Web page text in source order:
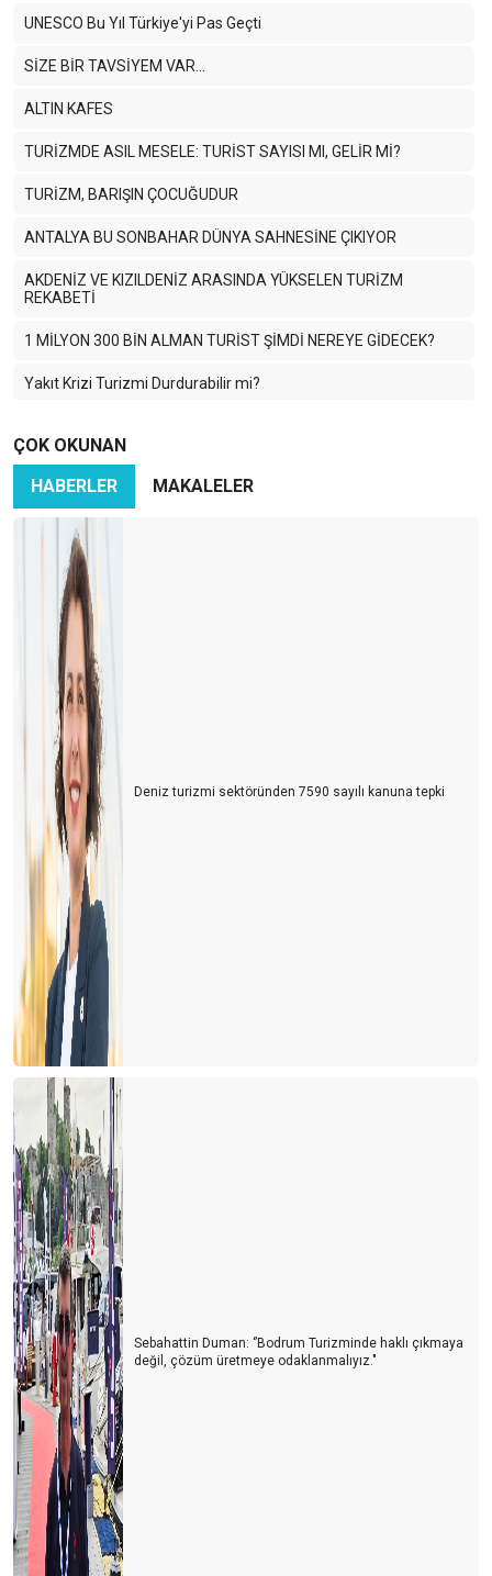
UNESCO Bu Yıl Türkiye'yi Pas Geçti
SİZE BİR TAVSİYEM VAR…
ALTIN KAFES
TURİZMDE ASIL MESELE: TURİST SAYISI MI, GELİR Mİ?
TURİZM, BARIŞIN ÇOCUĞUDUR
ANTALYA BU SONBAHAR DÜNYA SAHNESİNE ÇIKIYOR
AKDENİZ VE KIZILDENİZ ARASINDA YÜKSELEN TURİZM
REKABETİ
1 MİLYON 300 BİN ALMAN TURİST ŞİMDİ NEREYE GİDECEK?
Yakıt Krizi Turizmi Durdurabilir mi?
Savaş Dünya Turizmini Vurdu
2026 için temkinli olmalı ve sağlıklı hedefler koymalıyız
HANGİ LİSTE DAHA ÖNEMLİ ?
TURİZMDE HAYALLER PARİS
TURİZMCİ TEDİRGİN
2025: KİTLE TURİZMİNİN EN PAHALI YILI
Bir Müze Hikâyesi
MÜZE MESELESİ
TURİZMDE ARTILARIMIZ, EKSİLERİMİZ
BU YAZ ÇOK SICAK OLACAK!
AVUSTURYALI EMEKLİLER 31 YIL SONRA YENİDEN
MARMARİS’TE
SEZON BURUK BAŞLADI
60 MİLYON ALMAN TATİL PLANI YAPIYOR
11 MİLYON TÜRK TURİST NEREYE GİDİYOR?
DÜNYA TÜRKİYE’DE NERELERİ MERAK EDİYOR?
GAZZE RİVİERASI
2025 YILINDA ANTALYA TURİZMİNİ BEKLEYEN RİSKLER
GURBETÇİ DEĞİL, ARTIK DÖRDÜNCÜ KUŞAK
Ben bu 2024'e pek ısınamadım
REHBERLER VAR OLMA MÜCAEDELESİ VERİYOR
ANTALYA TURİZMİNİN 10 YILI
BALON TURLARININ YENİ ROTASI PAMUKKALE
UNESCO BU YIL TÜRKİYE’Yİ PAS GEÇTİ
ÇOCUKLU AİLELERDE HER ÜÇ KİŞİDEN BİRİ ‘TÜRKİYE’ DEDİ
ÖRENYERİ ÜCRETLERİNDE EVDEKİ HESAP ÇARŞIYA UYMADI
2025 YILINDA ZAM YAPILMAYACAK
ÇOK OKUNAN
HABERLER
MAKALELER
Deniz turizmi sektöründen 7590 sayılı kanuna tepki
Sebahattin Duman: ‘’Bodrum Turizminde haklı çıkmaya
değil, çözüm üretmeye odaklanmalıyız."